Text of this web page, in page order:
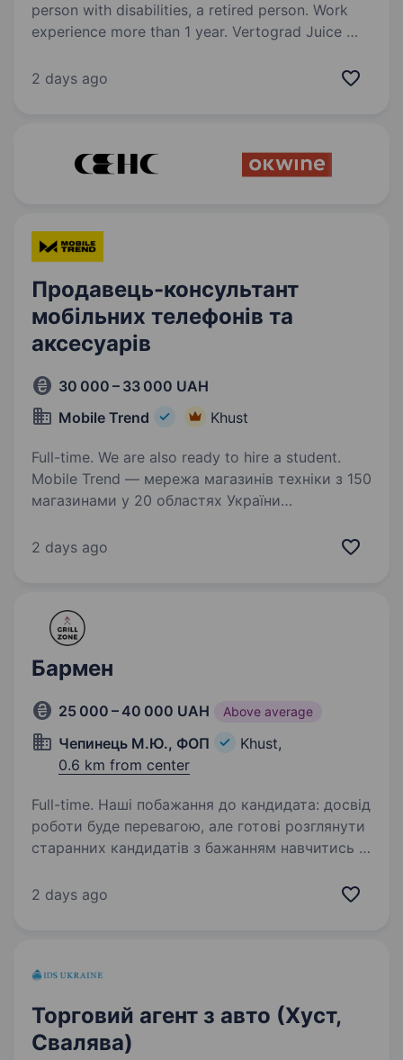
person with disabilities, a retired person. Work
experience more than 1 year. Vertograd Juice —
фруктових концентратів у Європі. Компанія
2 days ago
Продавець-консультант
мобільних телефонів та
аксесуарів
30 000 – 33 000 UAH
Mobile Trend
Khust
Full-time. We are also ready to hire a student.
Mobile Trend — мережа магазинів техніки з 150
магазинами у 20 областях України
нас — mobiletrend.com Ми пропонуємо:
2 days ago
Бармен
25 000 – 40 000 UAH Above average
Чепинець М.Ю., ФОП
Khust,
0.6 km from center
Full-time. Наші побажання до кандидата: досвід
роботи буде перевагою, але готові розглянути
старанних кандидатів з бажанням навчитись і
пунктуальність Ми пропонуємо: позмінний…
2 days ago
Торговий агент з авто (Хуст,
Свалява)